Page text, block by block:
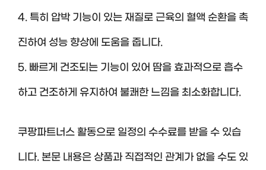
4. 특히 압박 기능이 있는 재질로 근육의 혈액 순환을 촉
진하여 성능 향상에 도움을 줍니다.
5. 빠르게 건조되는 기능이 있어 땀을 효과적으로 흡수
하고 건조하게 유지하여 불쾌한 느낌을 최소화합니다.
쿠팡파트너스 활동으로 일정의 수수료를 받을 수 있습
니다. 본문 내용은 상품과 직접적인 관계가 없을 수도 있